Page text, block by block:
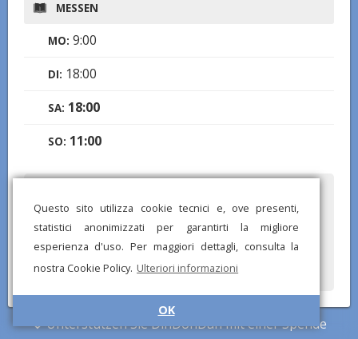
Questo sito utilizza cookie tecnici e, ove presenti,
statistici anonimizzati per garantirti la migliore
esperienza d'uso. Per maggiori dettagli, consulta la
nostra Cookie Policy. Ulteriori informazioni
OK
MESSEN
MO: 9:00
DI: 18:00
SA: 18:00
SO: 11:00
Senden Sie uns einen Bericht und wir werden so schnell wie
Datenschutzbestimmungen
Website hinzufügen
Unterstützen Sie DinDonDan mit einer Spende